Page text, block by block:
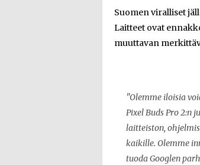
Suomen viralliset
Laitteet ovat
muuttavan
"Olemme iloisia
Pixel Buds Pro 2:n
laitteiston,
kaikille. Olemme
tuoda Googlen